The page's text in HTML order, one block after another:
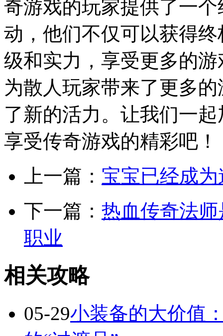
奇游戏的玩家提供了一
动，他们不仅可以获得
级和实力，享受更多的
为散人玩家带来了更多
了新的活力。让我们一
享受传奇游戏的精彩吧！
上一篇： 宝宝已经成
下一篇： 热血传奇法
职业
相关攻略
05-29小装备的大价值